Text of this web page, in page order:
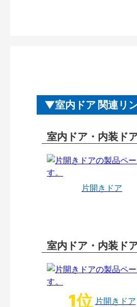
室内ドア 関連リ
室内ドア・内装ド
片開きドア
室内ドア・内装ド
片開きドア